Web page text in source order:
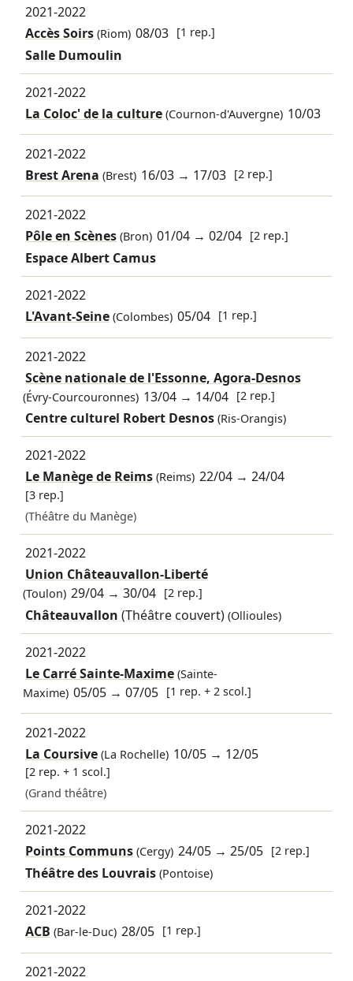
2021-2022
Accès Soirs(Riom) 08/03 [1 rep.]
Salle Dumoulin
2021-2022
La Coloc' de la culture(Cournon-d'Auvergne) 10/03
2021-2022
Brest Arena (Brest) 16/03 → 17/03 [2 rep.]
2021-2022
Pôle en Scènes(Bron) 01/04 →02/04 [2 rep.]
Espace Albert Camus
2021-2022
L'Avant-Seine(Colombes) 05/04 [1 rep.]
2021-2022
Scène nationale de l'Essonne, Agora-Desnos
(Évry-Courcouronnes) 13/04 → 14/04 [2 rep.]
Centre culturel Robert Desnos (Ris-Orangis)
2021-2022
Le Manège de Reims(Reims) 22/04 →24/04
[3 rep.]
(Théâtre du Manège)
2021-2022
Union Châteauvallon-Liberté
(Toulon) 29/04 →30/04 [2 rep.]
Châteauvallon (Théâtre couvert) (Ollioules)
2021-2022
Le Carré Sainte-Maxime(Sainte-
Maxime) 05/05 →07/05 [1 rep. + 2 scol.]
2021-2022
La Coursive(La Rochelle) 10/05 → 12/05
[2 rep. + 1 scol.]
(Grand théâtre)
2021-2022
Points Communs(Cergy) 24/05 →25/05 [2 rep.]
Théâtre des Louvrais (Pontoise)
2021-2022
ACB (Bar-le-Duc) 28/05 [1 rep.]
2021-2022